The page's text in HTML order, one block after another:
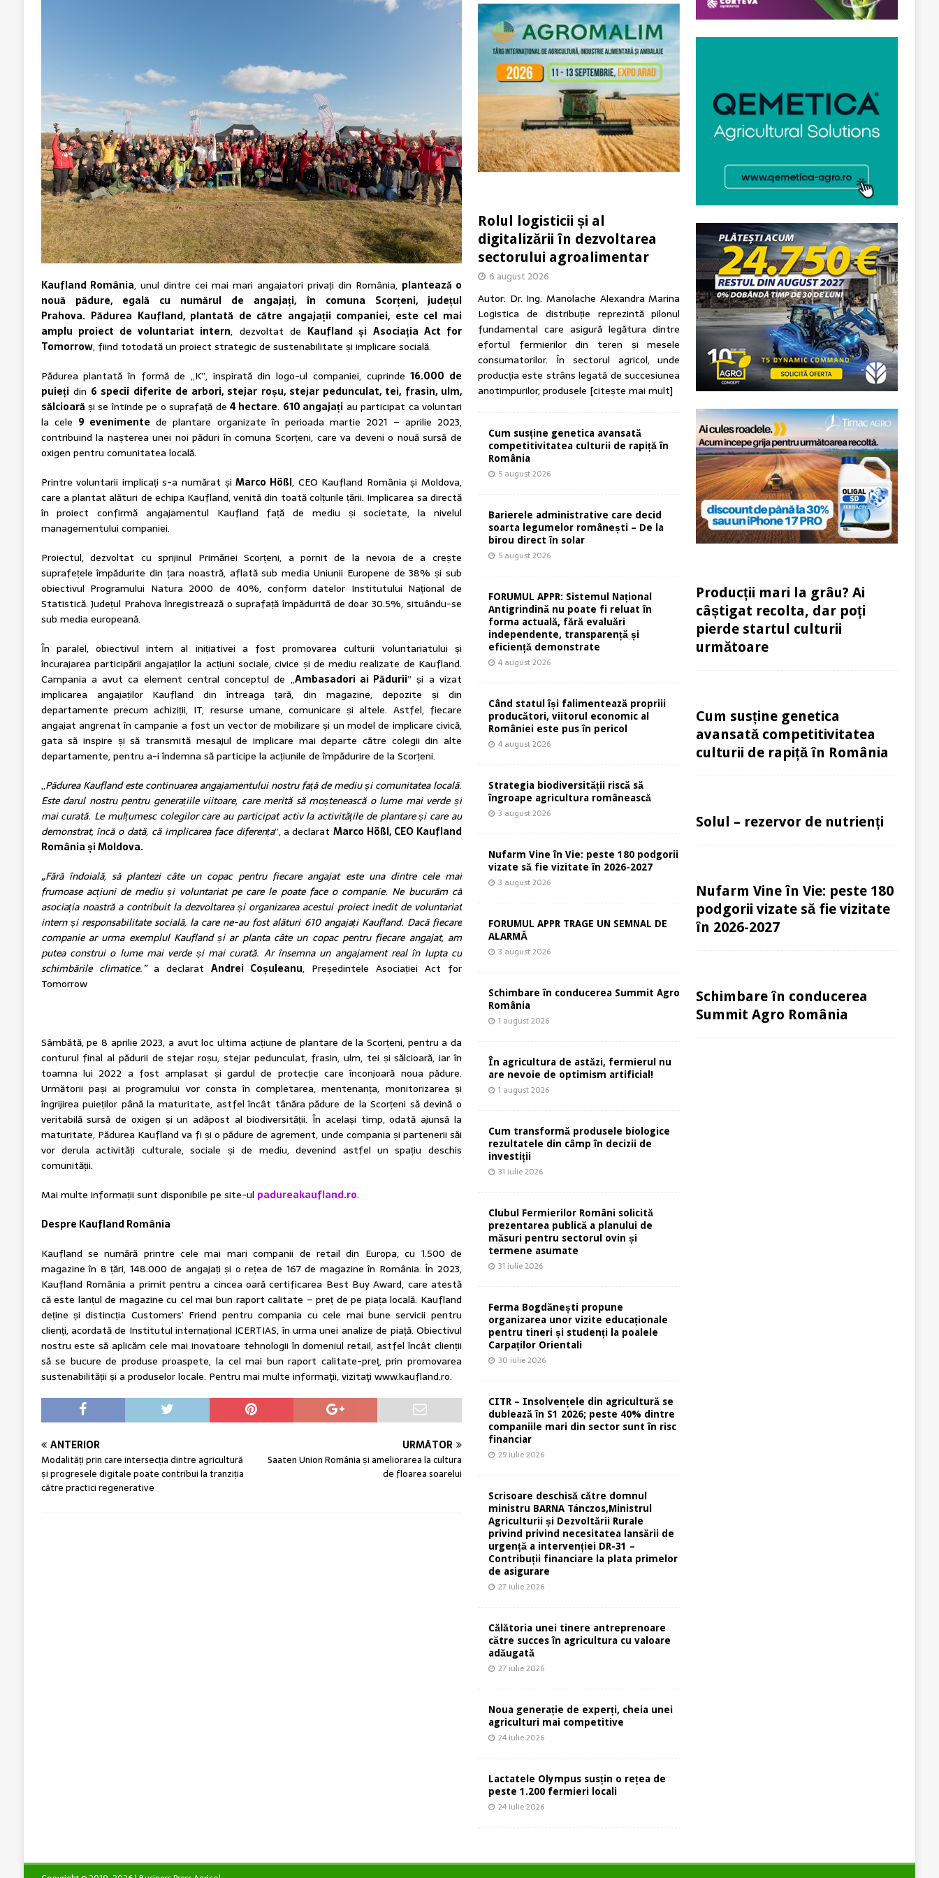
Kaufland România, unul dintre cei mai mari angajatori privați din România, plantează o
nouă pădure, egală cu numărul de angajați, în comuna Scorțeni, județul
Prahova. Pădurea Kaufland, plantată de către angajații companiei, este cel mai
amplu proiect de voluntariat intern, dezvoltat de Kaufland și Asociația Act for
Tomorrow, fiind totodată un proiect strategic de sustenabilitate și implicare socială.
Pădurea plantată în formă de „K”, inspirată din logo-ul companiei, cuprinde16.000 de
puiețidin 6 specii diferite de arbori, stejar roșu, stejar pedunculat, tei, frasin, ulm,
sălcioară și se întinde pe o suprafață de 4 hectare. 610 angajați au participat ca voluntari
la cele 9 evenimente de plantare organizate în perioada martie 2021 – aprilie 2023,
contribuind la nașterea unei noi păduri în comuna Scorțeni, care va deveni o nouă sursă de
oxigen pentru comunitatea locală.
Printre voluntarii implicați s-a numărat șiMarco Hößl, CEO Kaufland România și Moldova,
care a plantat alături de echipa Kaufland, venită din toată colțurile țării. Implicarea sa directă
în proiect confirmă angajamentul Kaufland față de mediu și societate, la nivelul
managementului companiei.
Proiectul, dezvoltat cu sprijinul Primăriei Scorțeni, a pornit de la nevoia de a crește
suprafețele împădurite din țara noastră, aflată sub media Uniunii Europene de 38% și sub
obiectivul Programului Natura 2000 de 40%, conform datelor Institutului Național de
Statistică. Județul Prahova înregistrează o suprafață împădurită de doar 30.5%, situându-se
sub media europeană.
În paralel, obiectivul intern al inițiativei a fost promovarea culturii voluntariatului și
încurajarea participării angajaților la acțiuni sociale, civice și de mediu realizate de Kaufland.
Campania a avut ca element central conceptul de „Ambasadori ai Pădurii” și a vizat
implicarea angajaților Kaufland din întreaga țară, din magazine, depozite și din
departamente precum achiziții, IT, resurse umane, comunicare și altele. Astfel, fiecare
angajat angrenat în campanie a fost un vector de mobilizare și un model de implicare civică,
gata să inspire și să transmită mesajul de implicare mai departe către colegii din alte
departamente, pentru a-i îndemna să participe la acțiunile de împădurire de la Scorțeni.
„Pădurea Kaufland este continuarea angajamentului nostru față de mediu și comunitatea locală.
Este darul nostru pentru generațiile viitoare, care merită să moștenească o lume mai verde și
mai curată. Le mulțumesc colegilor care au participat activ la activitățile de plantare și care au
demonstrat, încă o dată, că implicarea face diferența”,a declaratMarco Hößl, CEO Kaufland
România și Moldova.
„Fără îndoială, să plantezi câte un copac pentru fiecare angajat este una dintre cele mai
frumoase acțiuni de mediu și voluntariat pe care le poate face o companie. Ne bucurăm că
asociația noastră a contribuit la dezvoltarea și organizarea acestui proiect inedit de voluntariat
intern și responsabilitate socială, la care ne-au fost alături 610 angajați Kaufland. Dacă fiecare
companie ar urma exemplul Kaufland și ar planta câte un copac pentru fiecare angajat, am
putea construi o lume mai verde și mai curată. Ar însemna un angajament real în lupta cu
schimbările climatice.” a declarat Andrei Coșuleanu, Președintele Asociației Act for
Tomorrow
Sâmbătă, pe 8 aprilie 2023, a avut loc ultima acțiune de plantare de la Scorțeni, pentru a da
conturul final al pădurii de stejar roșu, stejar pedunculat, frasin, ulm, tei și sălcioară, iar în
toamna lui 2022 a fost amplasat și gardul de protecție care înconjoară noua pădure.
Următorii pași ai programului vor consta în completarea, mentenanța, monitorizarea și
îngrijirea puieților până la maturitate, astfel încât tânăra pădure de la Scorțeni să devină o
veritabilă sursă de oxigen și un adăpost al biodiversității. În același timp, odată ajunsă la
maturitate, Pădurea Kaufland va fi și o pădure de agrement, unde compania și partenerii săi
vor derula activități culturale, sociale și de mediu, devenind astfel un spațiu deschis
comunității.
Mai multe informații sunt disponibile pe site-ul padureakaufland.ro.
Despre Kaufland România
Kaufland se numără printre cele mai mari companii de retail din Europa, cu 1.500 de
magazine în 8 țări, 148.000 de angajați și o rețea de 167 de magazine în România. În 2023,
Kaufland România a primit pentru a cincea oară certificarea Best Buy Award, care atestă
că este lanțul de magazine cu cel mai bun raport calitate – preț de pe piața locală. Kaufland
deține și distincția Customers’ Friend pentru compania cu cele mai bune servicii pentru
clienți, acordată de Institutul internațional ICERTIAS, în urma unei analize de piață. Obiectivul
nostru este să aplicăm cele mai inovatoare tehnologii în domeniul retail, astfel încât clienții
să se bucure de produse proaspete, la cel mai bun raport calitate-preț, prin promovarea
sustenabilității și a produselor locale. Pentru mai multe informaţii, vizitaţi www.kaufland.ro.
ANTERIOR
Modalități prin care intersecția dintre agricultură
și progresele digitale poate contribui la tranziția
către practici regenerative
URMĂTOR
Saaten Union România și ameliorarea la cultura
de floarea soarelui
Rolul logisticii și al
digitalizării în dezvoltarea
sectorului agroalimentar
6 august 2026
Autor: Dr. Ing. Manolache Alexandra Marina
Logistica de distribuție reprezintă pilonul
fundamental care asigură legătura dintre
efortul fermierilor din teren și mesele
consumatorilor. În sectorul agricol, unde
producția este strâns legată de succesiunea
anotimpurilor, produsele [citește mai mult]
Cum susține genetica avansată
competitivitatea culturii de rapiță în
România
5 august 2026
Barierele administrative care decid
soarta legumelor românești – De la
birou direct în solar
5 august 2026
FORUMUL APPR: Sistemul Național
Antigrindină nu poate fi reluat în
forma actuală, fără evaluări
independente, transparență și
eficiență demonstrate
4 august 2026
Când statul își falimentează propriii
producători, viitorul economic al
României este pus în pericol
4 august 2026
Strategia biodiversității riscă să
îngroape agricultura românească
3 august 2026
Nufarm Vine în Vie: peste 180 podgorii
vizate să fie vizitate în 2026-2027
3 august 2026
FORUMUL APPR TRAGE UN SEMNAL DE
ALARMĂ
3 august 2026
Schimbare în conducerea Summit Agro
România
1 august 2026
În agricultura de astăzi, fermierul nu
are nevoie de optimism artificial!
1 august 2026
Cum transformă produsele biologice
rezultatele din câmp în decizii de
investiții
31 iulie 2026
Clubul Fermierilor Români solicită
prezentarea publică a planului de
măsuri pentru sectorul ovin și
termene asumate
31 iulie 2026
Ferma Bogdănești propune
organizarea unor vizite educaționale
pentru tineri și studenți la poalele
Carpaților Orientali
30 iulie 2026
CITR – Insolvențele din agricultură se
dublează în S1 2026; peste 40% dintre
companiile mari din sector sunt în risc
financiar
29 iulie 2026
Scrisoare deschisă către domnul
ministru BARNA Tánczos,Ministrul
Agriculturii și Dezvoltării Rurale
privind privind necesitatea lansării de
urgență a intervenției DR-31 –
Contribuții financiare la plata primelor
de asigurare
27 iulie 2026
Călătoria unei tinere antreprenoare
către succes în agricultura cu valoare
adăugată
27 iulie 2026
Noua generație de experți, cheia unei
agriculturi mai competitive
24 iulie 2026
Lactatele Olympus susțin o rețea de
peste 1.200 fermieri locali
24 iulie 2026
Producții mari la grâu? Ai
câștigat recolta, dar poți
pierde startul culturii
următoare
Cum susține genetica
avansată competitivitatea
culturii de rapiță în România
Solul – rezervor de nutrienți
Nufarm Vine în Vie: peste 180
podgorii vizate să fie vizitate
în 2026-2027
Schimbare în conducerea
Summit Agro România